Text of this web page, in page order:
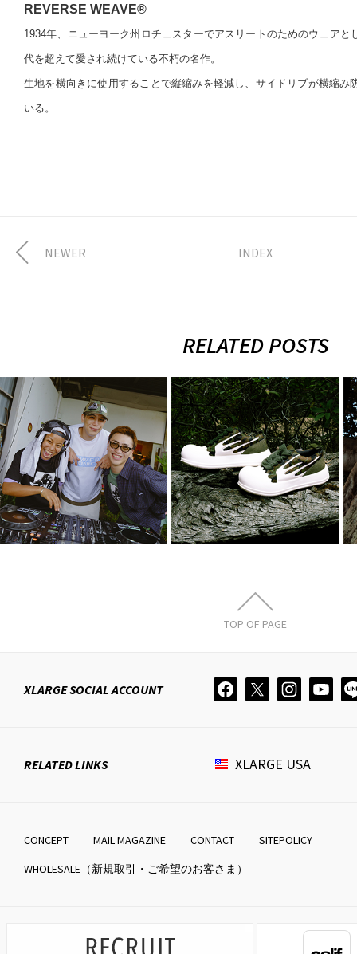
REVERSE WEAVE®
1934年、ニューヨーク州ロチェスターでアスリートのためのウェアと
代を超えて愛され続けている不朽の名作。
生地を横向きに使用することで縦縮みを軽減し、サイドリブが横縮み
いる。
NEWER INDEX
RELATED POSTS
FULLHOUSE ×
XLARGE × X-girl
× SUMMER
SONIC 2…
8月 4, 2026
2026.8.7.Fri
XLARGE ×
Rhime
8月 3, 2026
TOP OF PAGE
XLARGESOCIAL ACCOUNT
RELATED LINKS XLARGE USA
CONCEPT MAIL MAGAZINE CONTACT
SITEPOLICY
WHOLESALE（新規取引・ご希望のお客さま）